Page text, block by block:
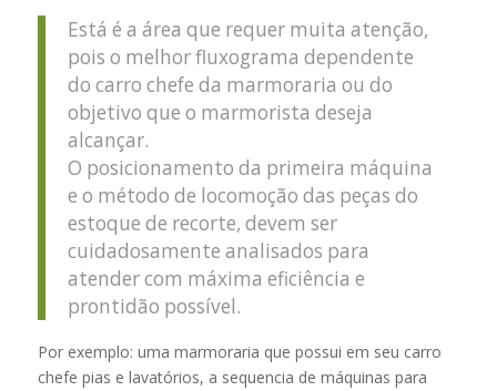
Está é a área que requer muita atenção,
pois o melhor fluxograma dependente
do carro chefe da marmoraria ou do
objetivo que o marmorista deseja
alcançar.
O posicionamento da primeira máquina
e o método de locomoção das peças do
estoque de recorte, devem ser
cuidadosamente analisados para
atender com máxima eficiência e
prontidão possível.
Por exemplo: uma marmoraria que possui em seu carro
chefe pias e lavatórios, a sequencia de máquinas para